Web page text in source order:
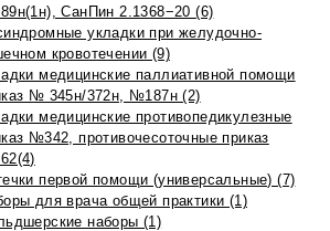
СанПин 2.1368−20 (6)
укладки при желудочно-
кровотечении (9)
медицинские паллиативной помощи
№ 345н/372н, №187н (2)
медицинские противопедикулезные
№342, противочесоточные приказ
первой помощи (универсальные) (7)
для врача общей практики (1)
наборы (1)